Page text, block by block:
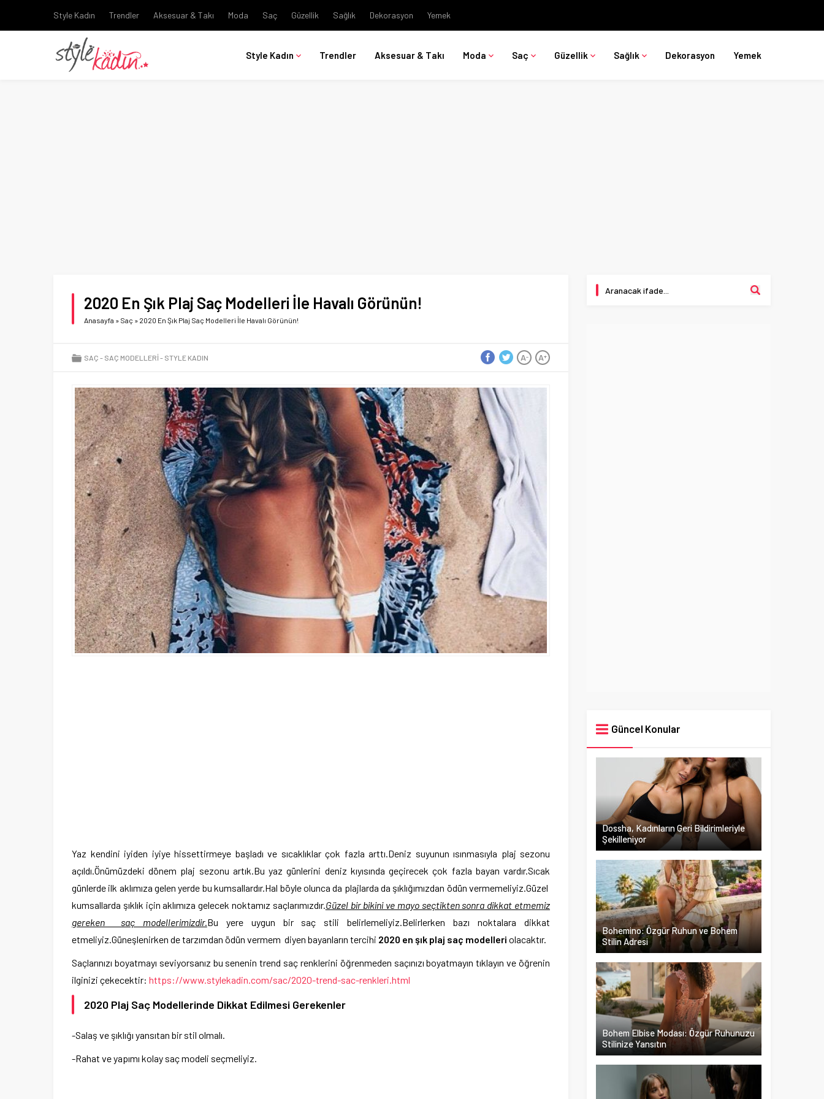
Style Kadın Trendler Aksesuar & Takı Moda Saç Güzellik Sağlık Dekorasyon Yemek
Style Kadın Trendler Aksesuar & Takı Moda Saç Güzellik Sağlık Dekorasyon Yemek
2020 En Şık Plaj Saç Modelleri İle Havalı Görünün!
Anasayfa » Saç » 2020 En Şık Plaj Saç Modelleri İle Havalı Görünün!
SAÇ SAÇ MODELLERI STYLE KADIN A+
A-
Yaz kendini iyiden iyiye hissettirmeye başladı ve sıcaklıklar çok fazla arttı.Deniz suyunun ısınmasıyla plaj sezonu
açıldı.Önümüzdeki dönem plaj sezonu artık.Bu yaz günlerini deniz kıyısında geçirecek çok fazla bayan vardır.Sıcak
günlerde ilk aklımıza gelen yerde bu kumsallardır.Hal böyle olunca da plajlarda da şıklığımızdan ödün vermemeliyiz.Güzel
kumsallarda şıklık için aklımıza gelecek noktamız saçlarımızdır.Güzel bir bikini ve mayo seçtikten sonra dikkat etmemiz
gereken saç modellerimizdir.Bu yere uygun bir saç stili belirlemeliyiz.Belirlerken bazı noktalara dikkat
etmeliyiz.Güneşlenirken de tarzımdan ödün vermem diyen bayanların tercihi 2020 en şık plaj saç modelleri olacaktır.
Saçlarınızı boyatmayı seviyorsanız bu senenin trend saç renklerini öğrenmeden saçınızı boyatmayın tıklayın ve öğrenin
ilginizi çekecektir: https://www.stylekadin.com/sac/2020-trend-sac-renkleri.html
2020 Plaj Saç Modellerinde Dikkat Edilmesi Gerekenler
-Salaş ve şıklığı yansıtan bir stil olmalı.
-Rahat ve yapımı kolay saç modeli seçmeliyiz.
Güncel Konular
Dossha, Kadınların Geri Bildirimleriyle
Şekilleniyor
Bohemino: Özgür Ruhun ve Bohem
Stilin Adresi
Bohem Elbise Modası: Özgür Ruhunuzu
Stilinize Yansıtın